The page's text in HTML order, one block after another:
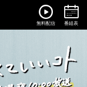
無料配信 番組表